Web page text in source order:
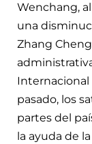
Wenchang,
una
Zhang
Internacional
pasado, los
partes del
la ayuda de